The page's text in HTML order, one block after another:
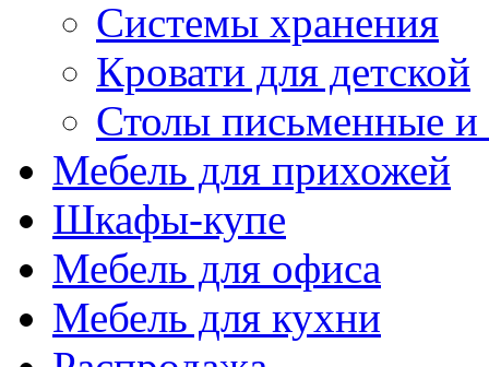
Системы хранения
Кровати для детской
Столы письменные
Мебель для прихожей
Шкафы-купе
Мебель для офиса
Мебель для кухни